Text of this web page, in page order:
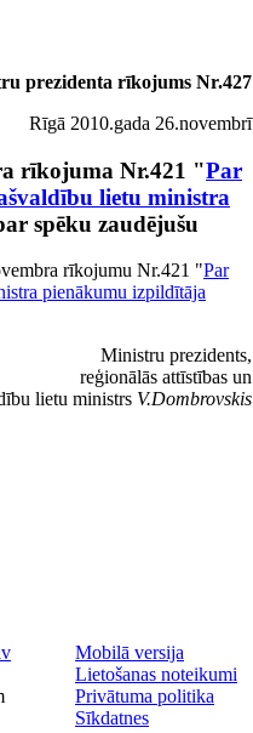
prezidenta rīkojums Nr.427
Rīgā 2010.gada 26.novembrī
rīkojuma Nr.421 "Par
lietu ministra
spēku zaudējušu
rīkojumu Nr.421 "Par
pienākumu izpildītāja
Ministru prezidents,
reģionālās attīstības un
lietu ministrs V.Dombrovskis
Mobilā versija
Lietošanas noteikumi
Privātuma politika
Sīkdatnes